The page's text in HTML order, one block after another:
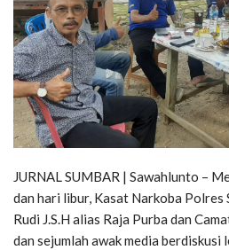
JURNAL SUMBAR | Sawahlunto –
dan hari libur, Kasat Narkoba Polres
Rudi J.S.H alias Raja Purba dan
dan sejumlah awak media berdiskusi